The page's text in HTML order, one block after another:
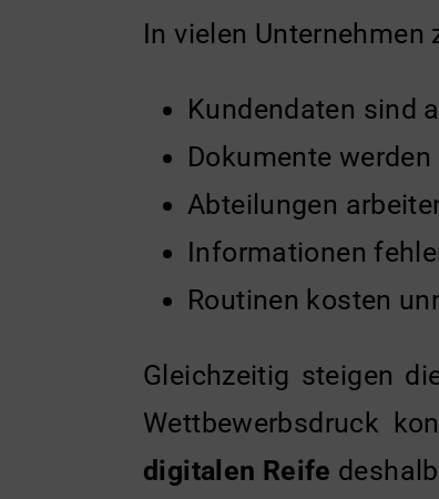
In vielen
Kundendaten sind
Dokumente
Abteilungen
Informationen
Routinen kosten
Gleichzeitig steigen
Wettbewerbsdruck
digitalen Reife